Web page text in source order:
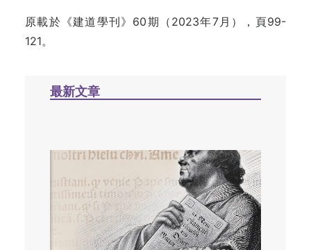
原載於《建道學刊》60期（2023年7月），頁99-
121。
最新文章